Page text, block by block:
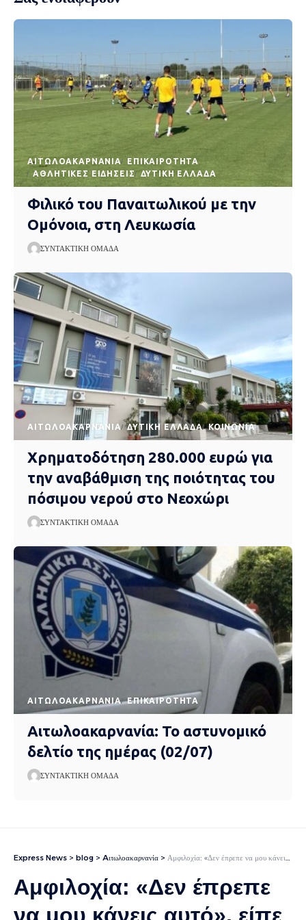
AΙΤΩΛΟΑΚΑΡΝΑΝΊΑ
EΠΙΚΑΙΡΌΤΗΤΑ
ΑΘΛΗΤΙΚΈΣ ΕΙΔΉΣΕΙΣ
ΔΥΤΙΚΉ ΕΛΛΆΔΑ
Φιλικό του Παναιτωλικού με την
Ομόνοια, στη Λευκωσία
ΣΥΝΤΑΚΤΙΚΉ ΟΜΆΔΑ
AΙΤΩΛΟΑΚΑΡΝΑΝΊΑ ΔΥΤΙΚΉ ΕΛΛΆΔΑ ΚΟΙΝΩΝΊΑ
Χρηματοδότηση 280.000 ευρώ για
την αναβάθμιση της ποιότητας του
πόσιμου νερού στο Νεοχώρι
ΣΥΝΤΑΚΤΙΚΉ ΟΜΆΔΑ
AΙΤΩΛΟΑΚΑΡΝΑΝΊΑ EΠΙΚΑΙΡΌΤΗΤΑ
Αιτωλοακαρνανία: Το αστυνομικό
δελτίο της ημέρας (02/07)
ΣΥΝΤΑΚΤΙΚΉ ΟΜΆΔΑ
Express News > blog > Aιτωλοακαρνανία > Αμφιλοχία: «Δεν έπρεπε να μου κάνεις αυτό», είπε ο 54χρονος στην κουμπάρα του λίγο πριν την σκοτώσει
Αμφιλοχία: «Δεν έπρεπε
να μου κάνεις αυτό», είπε